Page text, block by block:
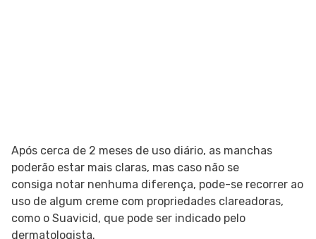
Após cerca de 2 meses de uso diário, as manchas
poderão estar mais claras, mas caso não se
consiga notar nenhuma diferença, pode-se recorrer ao
uso de algum creme com propriedades clareadoras,
como o Suavicid, que pode ser indicado pelo
dermatologista.